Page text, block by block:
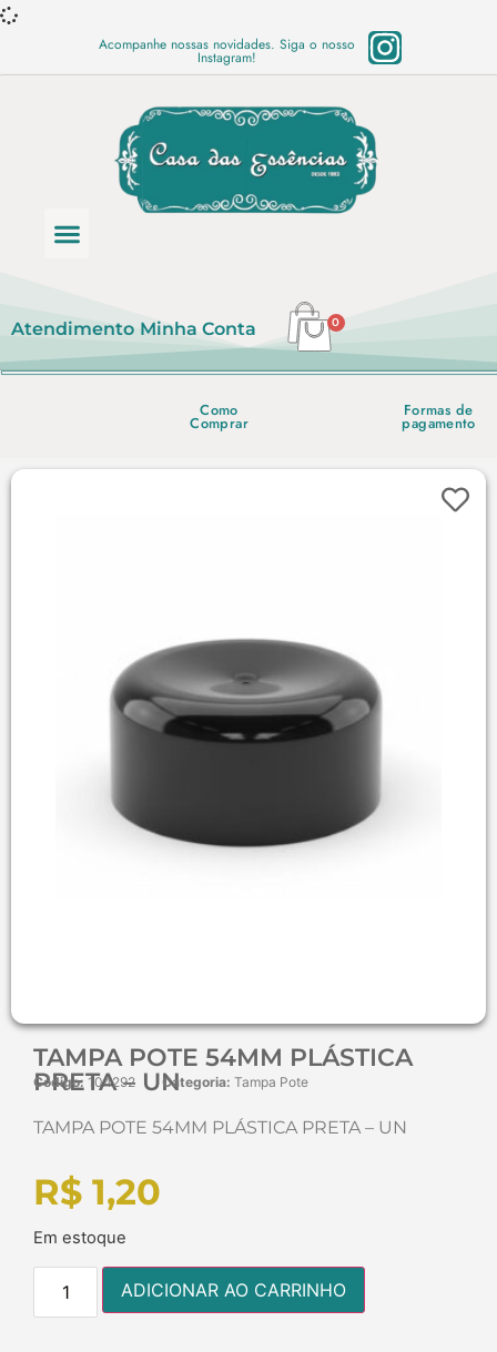
Acompanhe nossas novidades. Siga o nosso
Instagram!
Atendimento Minha Conta 0
Como
Comprar
Formas de
pagamento
TAMPA POTE 54MM PLÁSTICA
PRETA – UN
Código: 104292 Categoria: Tampa Pote
TAMPA POTE 54MM PLÁSTICA PRETA – UN
R$ 1,20
Em estoque
ADICIONAR AO CARRINHO